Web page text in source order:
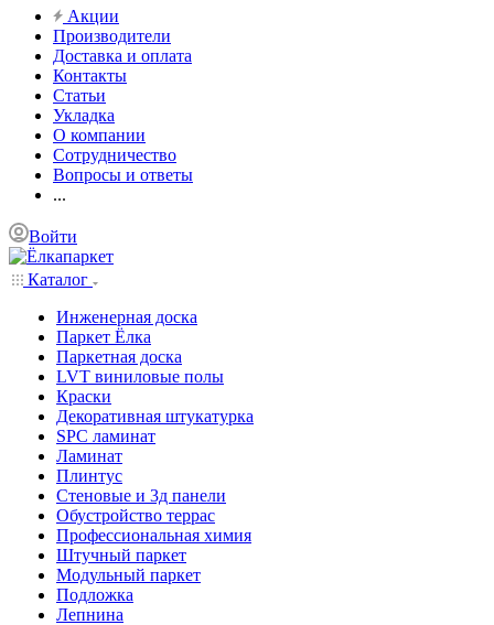
Акции
Производители
Доставка и оплата
Контакты
Статьи
Укладка
О компании
Сотрудничество
Вопросы и ответы
...
Войти
Каталог
Инженерная доска
Паркет Ёлка
Паркетная доска
LVT виниловые полы
Краски
Декоративная штукатурка
SPC ламинат
Ламинат
Плинтус
Стеновые и 3д панели
Обустройство террас
Профессиональная химия
Штучный паркет
Модульный паркет
Подложка
Лепнина